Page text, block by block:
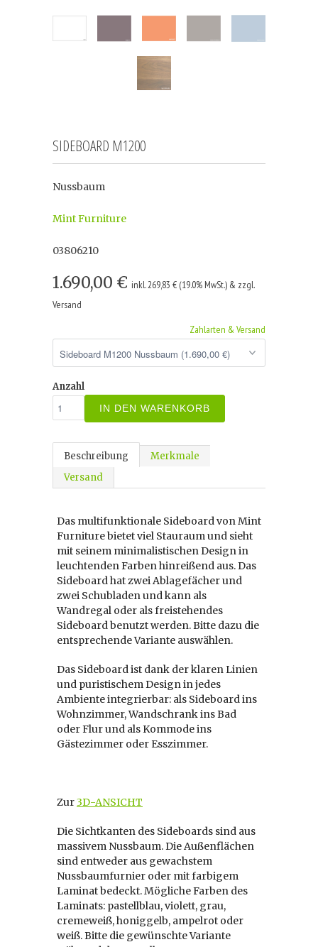
SIDEBOARD M1200
Nussbaum
Mint Furniture
03806210
1.690,00 € inkl. 269,83 € (19.0% MwSt.) & zzgl.
Versand
Zahlarten & Versand
Anzahl
IN DEN WARENKORB
Beschreibung
Merkmale
Versand
Das multifunktionale Sideboard von Mint
Furniture bietet viel Stauraum und sieht
mit seinem minimalistischen Design in
leuchtenden Farben hinreißend aus. Das
Sideboard hat zwei Ablagefächer und
zwei Schubladen und kann als
Wandregal oder als freistehendes
Sideboard benutzt werden. Bitte dazu die
entsprechende Variante auswählen.
Das Sideboard ist dank der klaren Linien
und puristischem Design in jedes
Ambiente integrierbar: als Sideboard ins
Wohnzimmer, Wandschrank ins Bad
oder Flur und als Kommode ins
Gästezimmer oder Esszimmer.
Zur3D-ANSICHT
Die Sichtkanten des Sideboards sind aus
massivem Nussbaum. Die Außenflächen
sind entweder aus gewachstem
Nussbaumfurnier oder mit farbigem
Laminat bedeckt. Mögliche Farben des
Laminats: pastellblau, violett, grau,
cremeweiß, honiggelb, ampelrot oder
weiß. Bitte die gewünschte Variante